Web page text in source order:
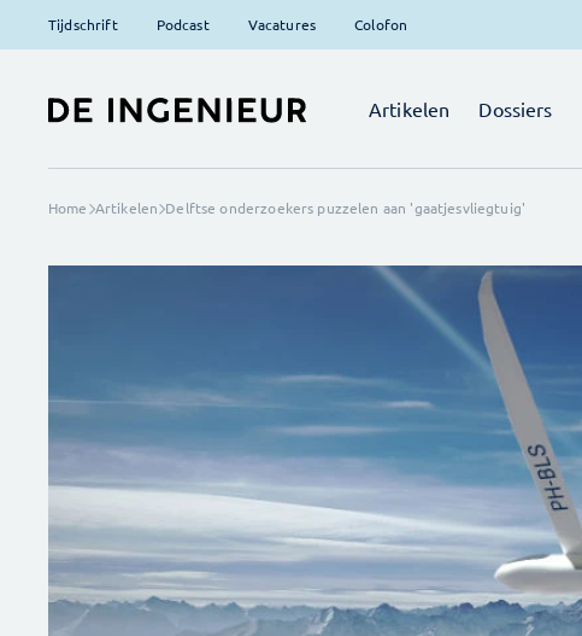
Tijdschrift Podcast Vacatures Colofon
Artikelen Dossiers
Home Artikelen Delftse onderzoekers puzzelen aan 'gaatjesvliegtuig'